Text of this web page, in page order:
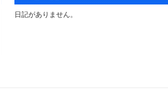
日記がありません。